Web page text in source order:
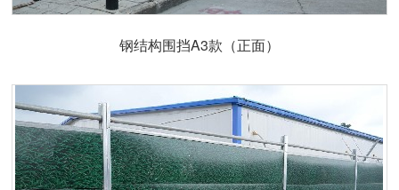
钢结构围挡A3款（正面）